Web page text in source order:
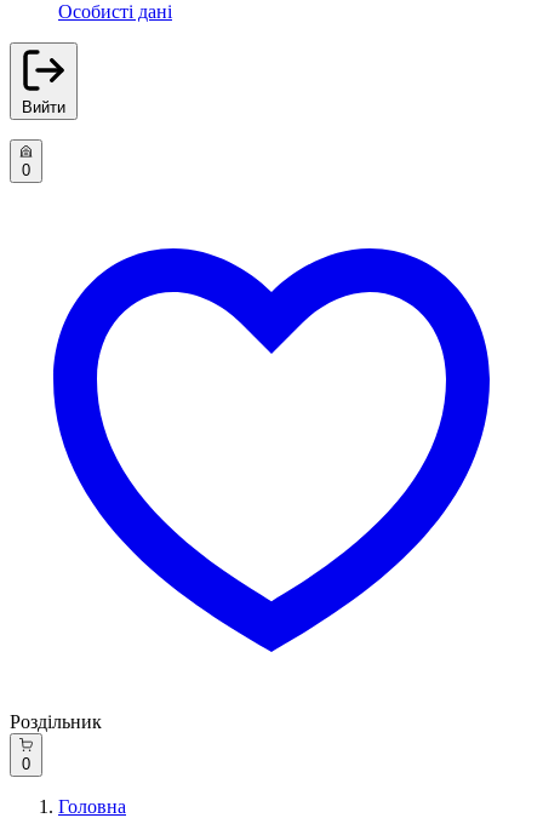
Особисті дані
Вийти
0
Роздільник
0
Головна